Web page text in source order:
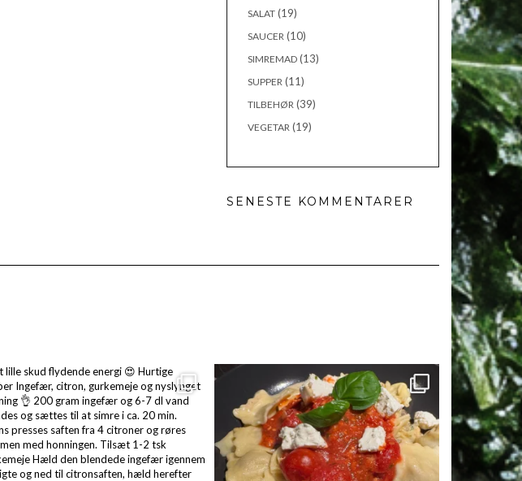
SALAT(19)
SAUCER (10)
SIMREMAD(13)
SUPPER (11)
TILBEHØR (39)
VEGETAR (19)
SENESTE KOMMENTARER